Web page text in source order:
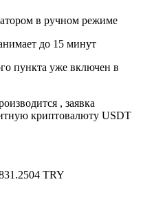
в ручном режиме
до 15 минут
пункта уже включен в
, заявка
криптовалюту USDT
TRY